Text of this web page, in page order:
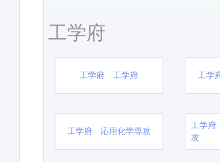
工学府
工学府 工学府 工学
工学府 応用化学専攻
工学府
攻